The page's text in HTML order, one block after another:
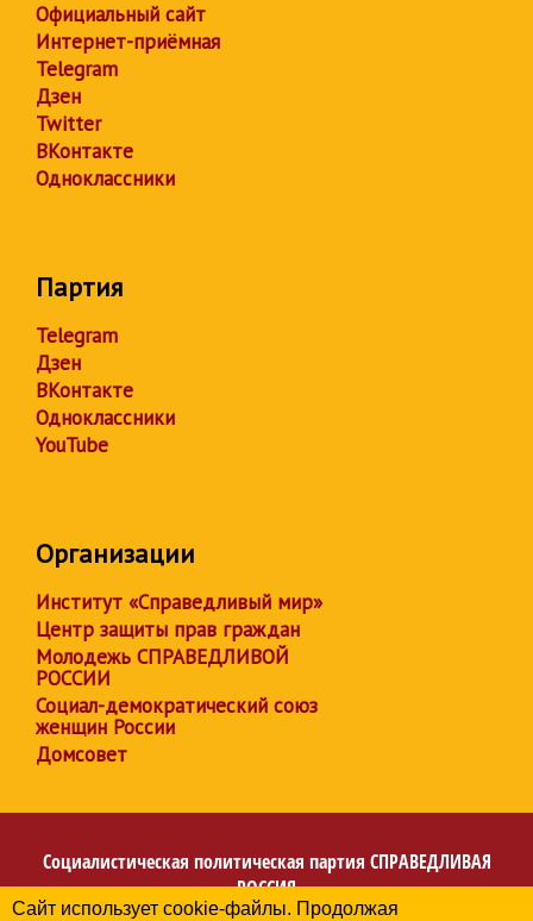
Официальный сайт
Интернет-приёмная
Telegram
Дзен
Twitter
ВКонтакте
Одноклассники
Партия
Telegram
Дзен
ВКонтакте
Одноклассники
YouTube
Организации
Институт «Справедливый мир»
Центр защиты прав граждан
Молодежь СПРАВЕДЛИВОЙ
РОССИИ
Социал-демократический союз
женщин России
Домсовет
Социалистическая политическая партия СПРАВЕДЛИВАЯ
РОССИЯ
Региональное отделение партии в Кемеровской области
Сайт использует cookie-файлы. Продолжая